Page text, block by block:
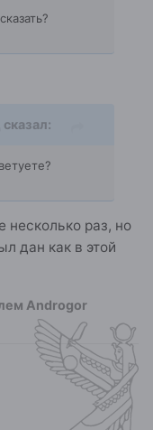
несколько раз, но
дан как в этой
Androgor